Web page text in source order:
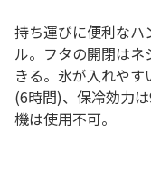
持ち運びに便利なハ
ル。フタの開閉は
きる。氷が入れや
(6時間)、保冷効力
機は使用不可。